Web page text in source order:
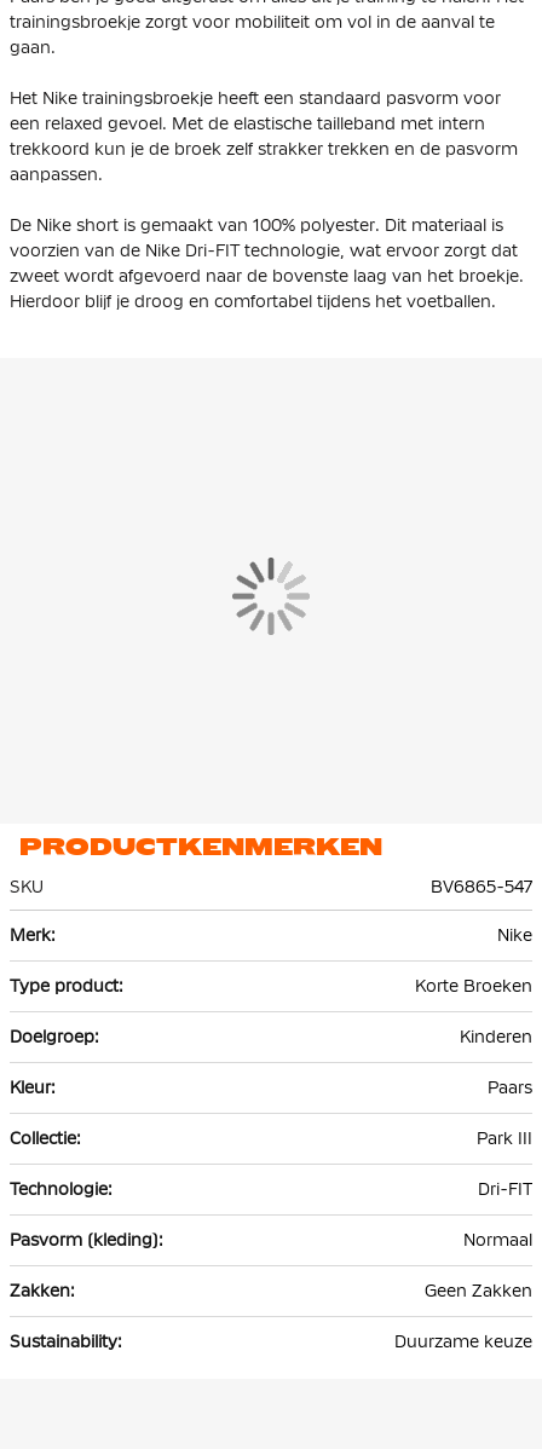
trainingsbroekje zorgt voor mobiliteit om vol in de aanval te
gaan.
Het Nike trainingsbroekje heeft een standaard pasvorm voor
een relaxed gevoel. Met de elastische tailleband met intern
trekkoord kun je de broek zelf strakker trekken en de pasvorm
aanpassen.
De Nike short is gemaakt van 100% polyester. Dit materiaal is
voorzien van de Nike Dri-FIT technologie, wat ervoor zorgt dat
zweet wordt afgevoerd naar de bovenste laag van het broekje.
Hierdoor blijf je droog en comfortabel tijdens het voetballen.
PRODUCTKENMERKEN
SKU
BV6865-547
informatie
Nike
Korte Broeken
Kinderen
Paars
Park III
Dri-FIT
Normaal
Geen Zakken
Duurzame keuze